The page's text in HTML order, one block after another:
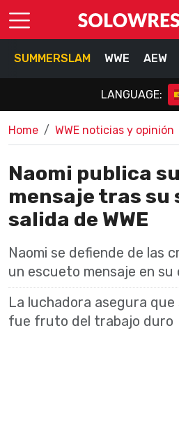
SUMMERSLAM WWE AEW
LANGUAGE:
Home WWE noticias y opinión
Naomi publica
mensaje tras su
salida de WWE
Naomi se defiende de las
un escueto mensaje en
La luchadora asegura que
fue fruto del trabajo duro